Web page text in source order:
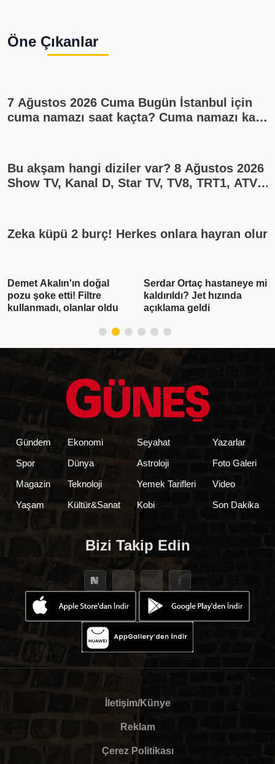
Öne Çıkanlar
7 Ağustos 2026 Cuma Bugün İstanbul için
cuma namazı saat kaçta? Cuma namazı kaç
Bu akşam hangi diziler var? 8 Ağustos 2026
Show TV, Kanal D, Star TV, TV8, TRT1, ATV
Zeka küpü 2 burç! Herkes onlara hayran olur
Demet Akalın'ın doğal
pozu şoke etti! Filtre
kullanmadı, olanlar oldu
Serdar Ortaç hastaneye mi
kaldırıldı? Jet hızında
açıklama geldi
Gündem
Spor
Magazin
Yaşam
Ekonomi
Dünya
Teknoloji
Kültür&Sanat
Seyahat
Astroloji
Yemek Tarifleri
Kobi
Yazarlar
Foto Galeri
Video
Son Dakika
Bizi Takip Edin
İletişim/Künye
Reklam
Çerez Politikası